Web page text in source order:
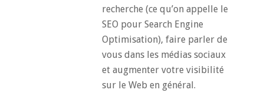
recherche (ce qu’on appelle le
SEO pour Search Engine
Optimisation), faire parler de
vous dans les médias sociaux
et augmenter votre visibilité
sur le Web en général.